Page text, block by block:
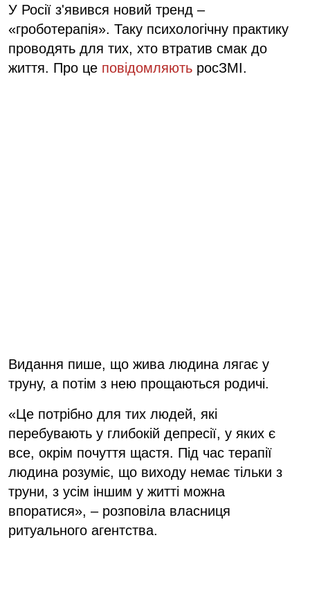
У Росії з'явився новий тренд –
«гроботерапія». Таку психологічну практику
проводять для тих, хто втратив смак до
життя. Про це повідомляють росЗМІ.
Видання пише, що жива людина лягає у
труну, а потім з нею прощаються родичі.
«Це потрібно для тих людей, які
перебувають у глибокій депресії, у яких є
все, окрім почуття щастя. Під час терапії
людина розуміє, що виходу немає тільки з
труни, з усім іншим у житті можна
впоратися», – розповіла власниця
ритуального агентства.